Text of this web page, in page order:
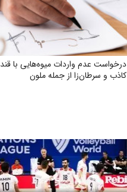
درخواست عدم واردات میوه‌هایی با قند
کاذب و سرطان‌زا از جمله ملون